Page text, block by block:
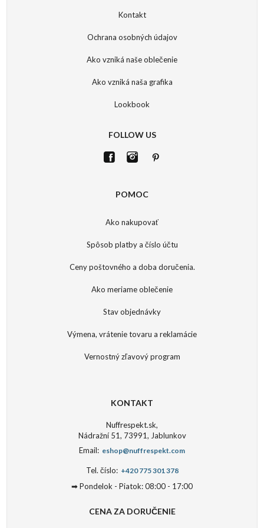
Kontakt
Ochrana osobných údajov
Ako vzniká naše oblečenie
Ako vzniká naša grafika
Lookbook
FOLLOW US
POMOC
Ako nakupovať
Spôsob platby a číslo účtu
Ceny poštovného a doba doručenia.
Ako meriame oblečenie
Stav objednávky
Výmena, vrátenie tovaru a reklamácie
Vernostný zľavový program
KONTAKT
Nuffrespekt.sk,
Nádražní 51, 73991, Jablunkov
Email: eshop@nuffrespekt.com
Tel. číslo: +420 775 301 378
➡ Pondelok - Piatok: 08:00 - 17:00
CENA ZA DORUČENIE